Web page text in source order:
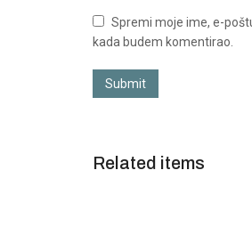
Spremi moje ime, e-
kada budem komentirao.
Submit
Related items